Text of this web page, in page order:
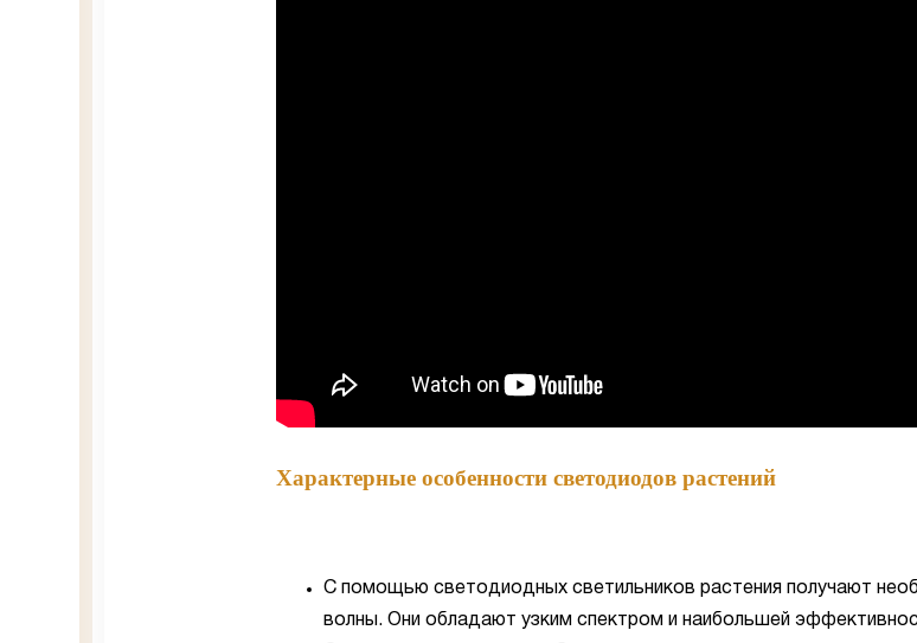
Характерные особенности светодиодов растений
С помощью светодиодных светильников растения получают
волны. Они обладают узким спектром и наибольшей